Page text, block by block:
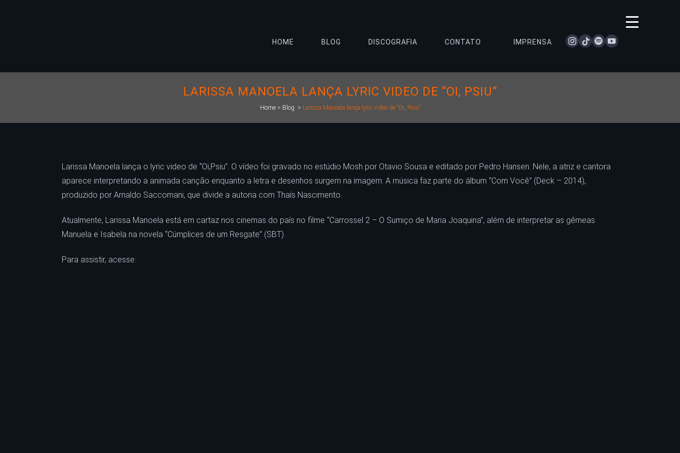
instagram
tiktokspotifyyoutube
HOME BLOG DISCOGRAFIA CONTATO IMPRENSA
LARISSA MANOELA LANÇA LYRIC VIDEO DE “OI, PSIU”
Home> Blog > Larissa Manoela lança lyric video de “Oi, Psiu”
Larissa Manoela lança o lyric video de “Oi,Psiu”. O vídeo foi gravado no estúdio Mosh por Otavio Sousa e editado por Pedro Hansen. Nele, a atriz e cantora
aparece interpretando a animada canção enquanto a letra e desenhos surgem na imagem. A música faz parte do álbum “Com Você” (Deck – 2014),
produzido por Arnaldo Saccomani, que divide a autoria com Thaís Nascimento.
Atualmente, Larissa Manoela está em cartaz nos cinemas do país no filme “Carrossel 2 – O Sumiço de Maria Joaquina”, além de interpretar as gêmeas
Manuela e Isabela na novela “Cúmplices de um Resgate” (SBT).
Para assistir, acesse: